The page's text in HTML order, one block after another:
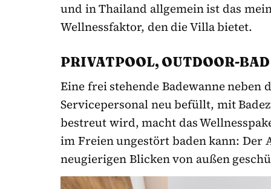
und in Thailand allgemein ist das
Wellnessfaktor, den die Villa bietet.
PRIVATPOOL, OUTDOOR-
Eine frei stehende Badewanne
Servicepersonal neu befüllt, mit
bestreut wird, macht das
im Freien ungestört baden kann: Der
neugierigen Blicken von außen